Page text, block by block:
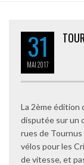
31
MAI2017
La 2ème édition
disputée sur un
rues de Tournus
vélos pour les
de vitesse, et